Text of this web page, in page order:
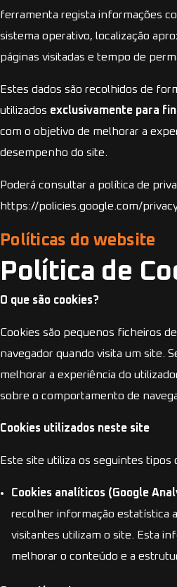
ferramenta regista informações
sistema operativo, localização
páginas visitadas e tempo de
Estes dados são recolhidos de
utilizados exclusivamente para
com o objetivo de melhorar a
desempenho do site.
Poderá consultar a política de
https://policies.google.com/
Políticas do website
Política de
O que são cookies?
Cookies são pequenos ficheiros
navegador quando visita um site.
melhorar a experiência do
sobre o comportamento de
Cookies utilizados neste site
Este site utiliza os seguintes tipos
Cookies analíticos (Google
recolher informação estatística
visitantes utilizam o site. Esta
melhorar o conteúdo e a